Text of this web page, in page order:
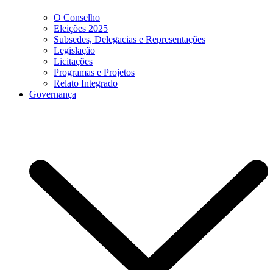
O Conselho
Eleições 2025
Subsedes, Delegacias e Representações
Legislação
Licitações
Programas e Projetos
Relato Integrado
Governança